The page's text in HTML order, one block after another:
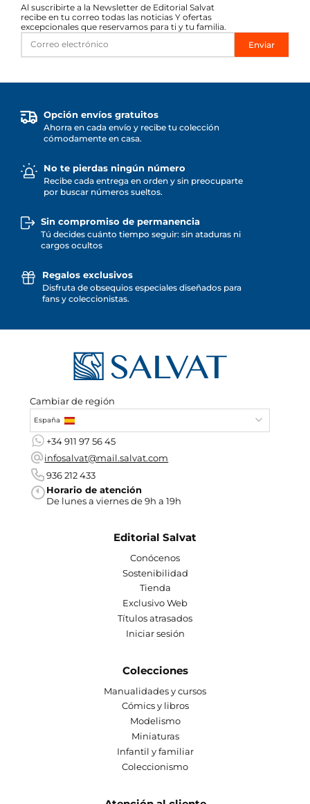
Al suscribirte a la Newsletter de Editorial Salvat
recibe en tu correo todas las noticias Y ofertas
excepcionales que reservamos para ti y tu familia.
Enviar
Opción envíos gratuitos
Ahorra en cada envío y recibe tu colección
cómodamente en casa.
No te pierdas ningún número
Recibe cada entrega en orden y sin preocuparte
por buscar números sueltos.
Sin compromiso de permanencia
Tú decides cuánto tiempo seguir: sin ataduras ni
cargos ocultos
Regalos exclusivos
Disfruta de obsequios especiales diseñados para
fans y coleccionistas.
Cambiar de región
España
+34 911 97 56 45
infosalvat@mail.salvat.com
936 212 433
Horario de atención
De lunes a viernes de 9h a 19h
Editorial Salvat
Conócenos
Sostenibilidad
Tienda
Exclusivo Web
Títulos atrasados
Iniciar sesión
Colecciones
Manualidades y cursos
Cómics y libros
Modelismo
Miniaturas
Infantil y familiar
Coleccionismo